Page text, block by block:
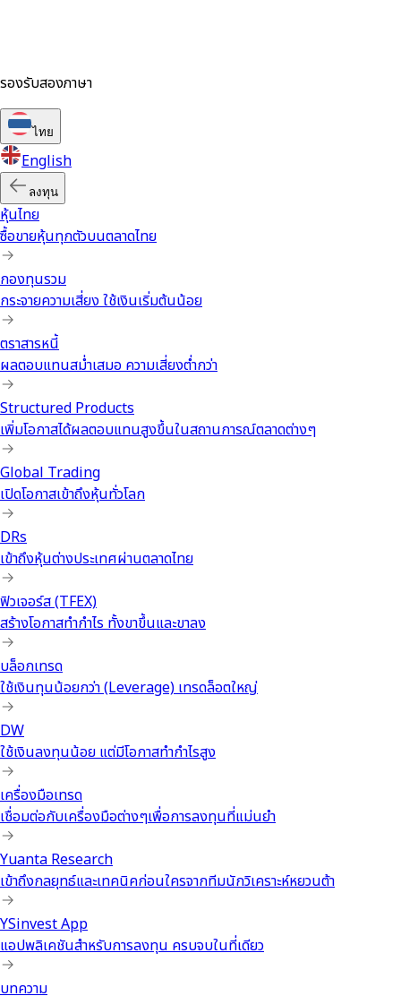
รองรับสองภาษา
ไทย
English
ลงทุน
หุ้นไทย
ซื้อขายหุ้นทุกตัวบนตลาดไทย
กองทุนรวม
กระจายความเสี่ยง ใช้เงินเริ่มต้นน้อย
ตราสารหนี้
ผลตอบแทนสม่ำเสมอ ความเสี่ยงต่ำกว่า
Structured Products
เพิ่มโอกาสได้ผลตอบแทนสูงขึ้นในสถานการณ์ตลาดต่างๆ
Global Trading
เปิดโอกาสเข้าถึงหุ้นทั่วโลก
DRs
เข้าถึงหุ้นต่างประเทศผ่านตลาดไทย
ฟิวเจอร์ส (TFEX)
สร้างโอกาสทำกำไร ทั้งขาขึ้นและขาลง
บล็อกเทรด
ใช้เงินทุนน้อยกว่า (Leverage) เทรดล็อตใหญ่
DW
ใช้เงินลงทุนน้อย แต่มีโอกาสทำกำไรสูง
เครื่องมือเทรด
เชื่อมต่อกับเครื่องมือต่างๆเพื่อการลงทุนที่แม่นยำ
Yuanta Research
เข้าถึงกลยุทธ์และเทคนิคก่อนใครจากทีมนักวิเคราะห์หยวนต้า
YSinvest App
แอปพลิเคชันสำหรับการลงทุน ครบจบในที่เดียว
บทความ